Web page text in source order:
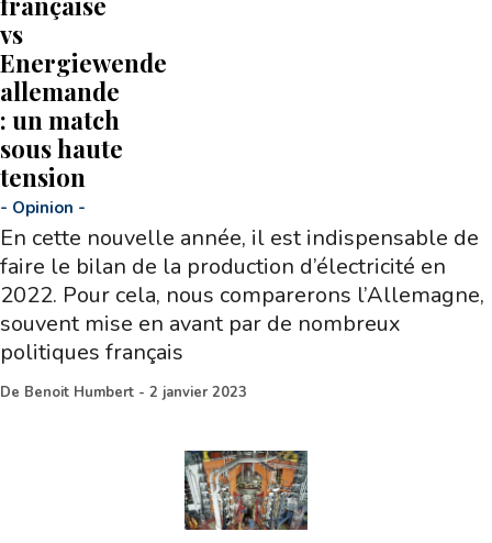
vs
Energiewende
allemande
: un match
sous haute
tension
- Opinion -
En cette nouvelle année, il est indispensable de
faire le bilan de la production d’électricité en
2022. Pour cela, nous comparerons l’Allemagne,
souvent mise en avant par de nombreux
politiques français
De Benoit Humbert - 2 janvier 2023